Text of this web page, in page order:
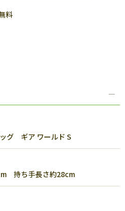
料
グ ギア ワールド S
持ち手長さ約28cm